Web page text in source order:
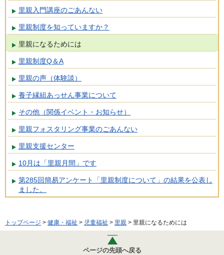
里親入門講座のごあんない
里親制度を知っていますか？
里親になるためには
里親制度Q＆A
里親の声（体験談）
養子縁組あっせん事業について
その他（関係イベント・お知らせ）
里親フォスタリング事業のごあんない
里親支援センター
10月は「里親月間」です
第285回簡易アンケート「里親制度について」の結果を公表し
ました。
トップページ > 健康・福祉 > 児童福祉 > 里親 > 里親になるためには
ページの先頭へ戻る